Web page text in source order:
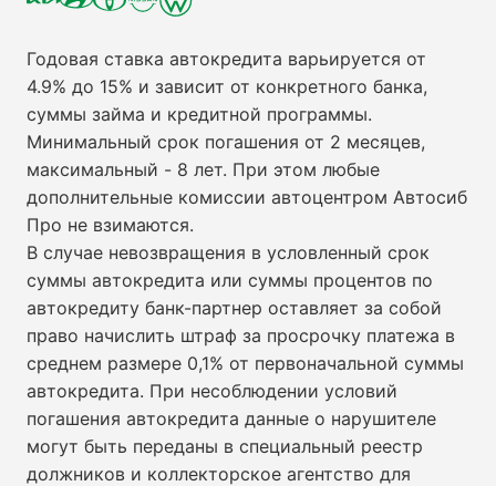
Годовая ставка автокредита варьируется от
4.9% до 15% и зависит от конкретного банка,
суммы займа и кредитной программы.
Минимальный срок погашения от 2 месяцев,
максимальный - 8 лет. При этом любые
дополнительные комиссии автоцентром Автосиб
Про не взимаются.
В случае невозвращения в условленный срок
суммы автокредита или суммы процентов по
автокредиту банк-партнер оставляет за собой
право начислить штраф за просрочку платежа в
среднем размере 0,1% от первоначальной суммы
автокредита. При несоблюдении условий
погашения автокредита данные о нарушителе
могут быть переданы в специальный реестр
должников и коллекторское агентство для